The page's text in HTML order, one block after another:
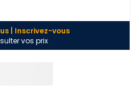
| Inscrivez-vous
vos prix